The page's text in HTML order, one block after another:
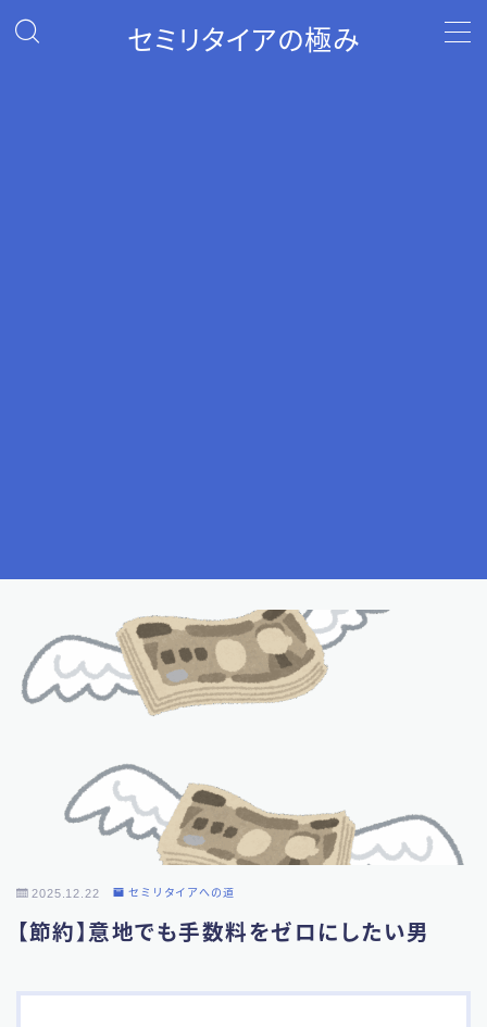
セミリタイアの極み
2025.12.22 セミリタイアへの道
【節約】意地でも手数料をゼロにしたい男